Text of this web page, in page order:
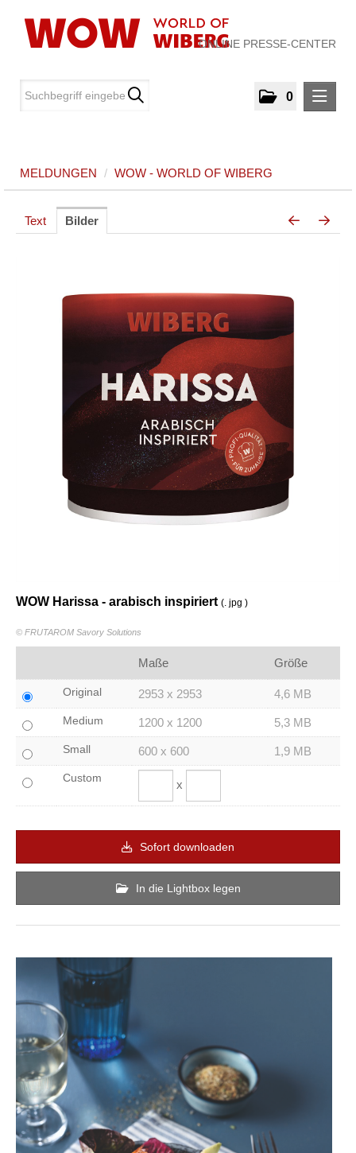
ONLINE PRESSE-CENTER
0
WOW - World of WIBERG
MEDIA
KONTAKT
MELDUNGEN / WOW - WORLD OF WIBERG
Text Bilder
WOW Harissa - arabisch inspiriert (. jpg )
© FRUTAROM Savory Solutions
Maße Größe
Original 2953 x 2953 4,6 MB
Medium 1200 x 1200 5,3 MB
Small 600 x 600 1,9 MB
Custom x
Sofort downloaden
In die Lightbox legen